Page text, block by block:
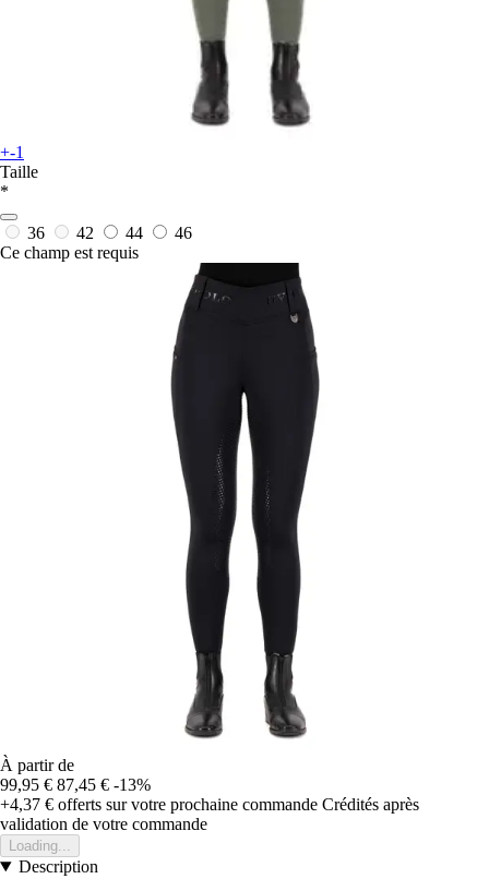
+-1
Taille
*
36 42 44
46
Ce champ est requis
À partir de
99,95 € 87,45 € -13%
+4,37 € offerts sur votre prochaine commande Crédités après
validation de votre commande
Loading...
Description